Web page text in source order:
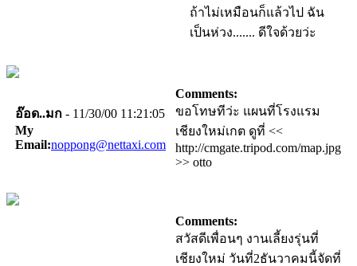
ถ้าไม่เหมือนก็แล้วไป ฉัน
เป็นห่วง....... ดีใจด้วยว่ะ
อ๊อด..มก - 11/30/00 11:21:05
My
Email:noppong@nettaxi.com
Comments:
ขอโทษทีว่ะ แผนที่โรงแรม
เชียงใหม่เกต ดูที่ <<
http://cmgate.tripod.com/map.jpg
>> otto
Comments:
สวัสดีเพื่อนๆ งานเลี้ยงรุ่นที่
เชียงใหม่ วันที่2ธันวาคมนี้จัดที่